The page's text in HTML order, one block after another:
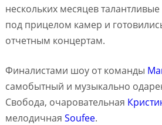
нескольких месяцев
под прицелом камер и
отчетным концертам.
Финалистами шоу от команды
самобытный и музыкально
Свобода, очаровательная
мелодичная Soufee.